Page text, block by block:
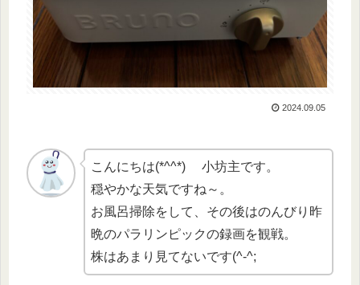
2024.09.05
こんにちは(*^^*) 小坊主です。
穏やかな天気ですね～。
お風呂掃除をして、その後はのんびり昨
晩のパラリンピックの録画を観戦。
株はあまり見てないです(^-^;